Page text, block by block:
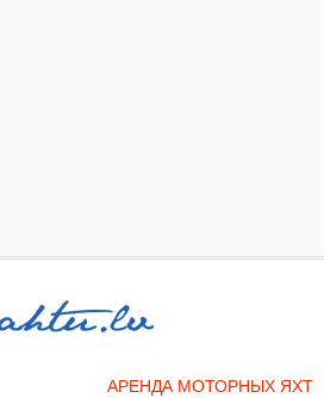
АРЕНДА МОТОРНЫХ ЯХТ